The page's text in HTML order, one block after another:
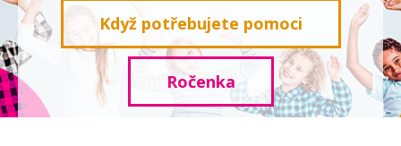
Když potřebujete pomoci
Ročenka